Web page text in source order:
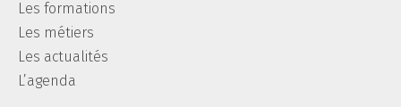
Les formations
Les métiers
Les actualités
L’agenda